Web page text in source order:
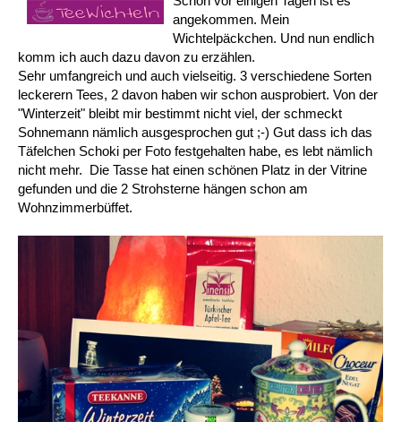
angekommen. Mein
Wichtelpäckchen. Und nun endlich
komm ich auch dazu davon zu erzählen.
Sehr umfangreich und auch vielseitig. 3 verschiedene Sorten
leckerern Tees, 2 davon haben wir schon ausprobiert. Von der
"Winterzeit" bleibt mir bestimmt nicht viel, der schmeckt
Sohnemann nämlich ausgesprochen gut ;-) Gut dass ich das
Täfelchen Schoki per Foto festgehalten habe, es lebt nämlich
nicht mehr. Die Tasse hat einen schönen Platz in der Vitrine
gefunden und die 2 Strohsterne hängen schon am
Wohnzimmerbüffet.